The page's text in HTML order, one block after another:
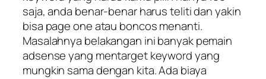
saja, anda benar-benar harus teliti dan yakin
bisa page one atau boncos menanti.
Masalahnya belakangan ini banyak pemain
adsense yang mentarget keyword yang
mungkin sama dengan kita. Ada biaya